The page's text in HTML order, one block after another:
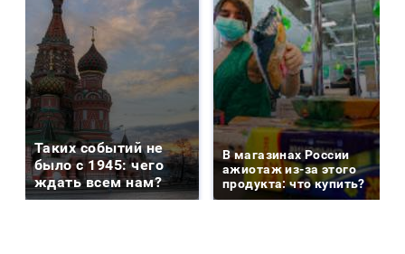
Таких событий не
было с 1945: чего
ждать всем нам?
В магазинах России
ажиотаж из-за этого
продукта: что купить?